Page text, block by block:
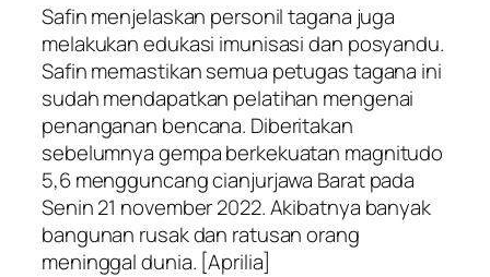
Safin menjelaskan personil tagana juga
melakukan edukasi imunisasi dan posyandu.
Safin memastikan semua petugas tagana ini
sudah mendapatkan pelatihan mengenai
penanganan bencana. Diberitakan
sebelumnya gempa berkekuatan magnitudo
5,6 mengguncang cianjurjawa Barat pada
Senin 21 november 2022. Akibatnya banyak
bangunan rusak dan ratusan orang
meninggal dunia. [Aprilia]